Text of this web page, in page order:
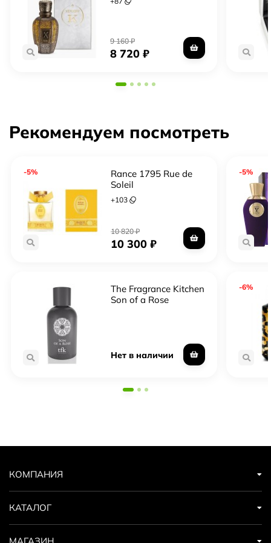
9 160₽
8 720₽
Рекомендуем посмотреть
-5%
Rance 1795 Rue de
Soleil
+103
10 820₽
10 300 ₽
The Fragrance Kitchen
Son of a Rose
Нет в наличии
-5%
-6%
КОМПАНИЯ
КАТАЛОГ